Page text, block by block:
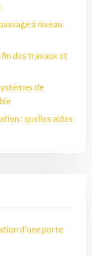
à niveau
fin des travaux et
de
: quelles aides
d’une porte